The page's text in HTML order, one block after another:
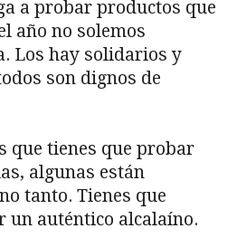
a probar productos que
año no solemos
Los hay solidarios y
son dignos de
que tienes que probar
algunas están
tanto. Tienes que
un auténtico alcalaíno.